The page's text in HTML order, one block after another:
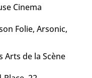
Cinema
Folie, Arsonic,
Arts de la Scène